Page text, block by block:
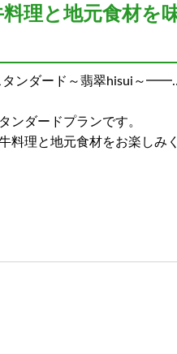
理と地元食材を
ンダード～翡翠hisui～
ンダードプランです。
料理と地元食材をお楽しみ